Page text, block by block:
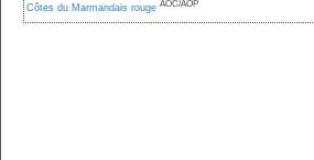
Côtes du Marmandais rouge AOC/AOP